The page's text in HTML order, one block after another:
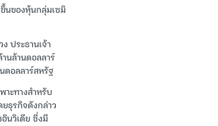
นของหุ้นกลุ่มเซมิ
ประธานเจ้า
นล้านดอลลาร์
ดอลลาร์สหรัฐ
ะทางสำหรับ
ธุรกิจดังกล่าว
นวิเดีย ซึ่งมี